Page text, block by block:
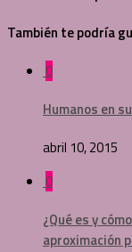
También te podría
0
Humanos en
abril 10, 2015
0
¿Qué es y
aproximación